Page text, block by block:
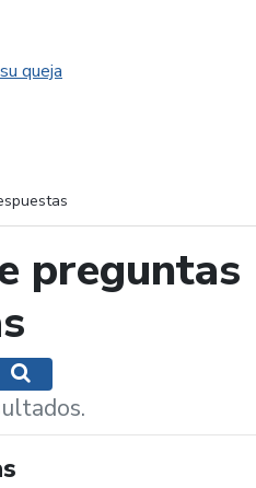
queja
preguntas
Mostrar opciones de búsqueda